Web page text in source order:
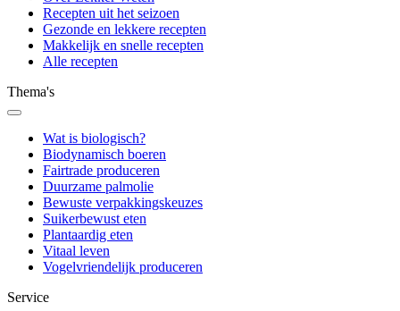
Recepten uit het seizoen
Gezonde en lekkere recepten
Makkelijk en snelle recepten
Alle recepten
Thema's
Wat is biologisch?
Biodynamisch boeren
Fairtrade produceren
Duurzame palmolie
Bewuste verpakkingskeuzes
Suikerbewust eten
Plantaardig eten
Vitaal leven
Vogelvriendelijk produceren
Service